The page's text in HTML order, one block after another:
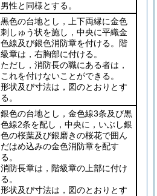
男性と同様とする。
黒色の台地とし，上下両縁に金色
刺しゅう状を施し，中央に平織金
色線及び銀色消防章を付ける。階
級章は，右胸部に付ける。
ただし，消防長の職にある者は，
これを付けないことができる。
形状及び寸法は，図のとおりとす
る。
銀色の台地とし，金色線3条及び黒
色線2条を配し，中央に，いぶし銀
色の桜葉及び銀磨きの桜花で囲ん
だはめ込みの金色消防章を配す
る。
消防長章は，階級章の上部に付け
る。
形状及び寸法は，図のとおりとす